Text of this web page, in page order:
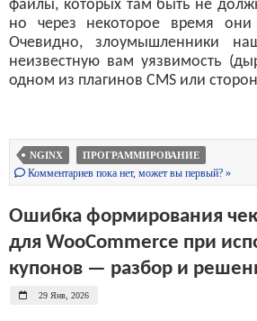
файлы, которых там быть не
но через некоторое время они
Очевидно, злоумышленники
неизвестную вам уязвимость
одном из плагинов CMS или
NGINX ПРОГРАММИРОВАНИЕ
Комментариев пока нет, может вы первый? »
Ошибка формирования
для WooCommerce при
купонов — разбор и
29 Янв, 2026